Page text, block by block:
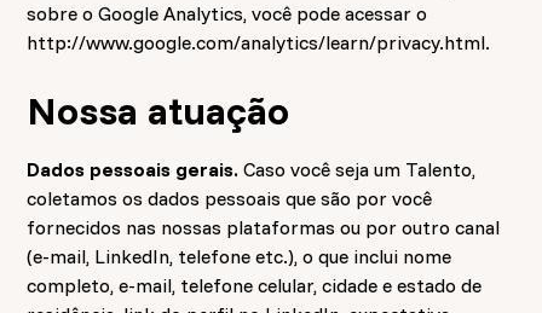
sobre o Google Analytics, você pode acessar o
http://www.google.com/analytics/learn/privacy.html.
Nossa atuação
Dados pessoais gerais.Caso você seja um Talento,
coletamos os dados pessoais que são por você
fornecidos nas nossas plataformas ou por outro canal
(e-mail, LinkedIn, telefone etc.), o que inclui nome
completo, e-mail, telefone celular, cidade e estado de